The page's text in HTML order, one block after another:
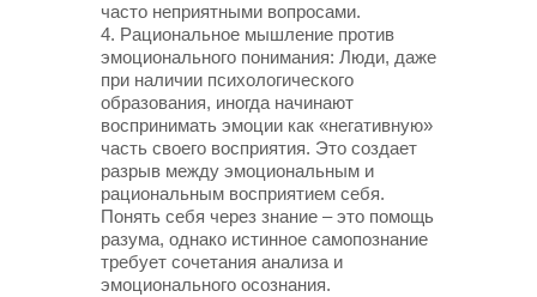
часто неприятными вопросами.
4. Рациональное мышление против
эмоционального понимания: Люди, даже
при наличии психологического
образования, иногда начинают
воспринимать эмоции как «негативную»
часть своего восприятия. Это создает
разрыв между эмоциональным и
рациональным восприятием себя.
Понять себя через знание – это помощь
разума, однако истинное самопознание
требует сочетания анализа и
эмоционального осознания.